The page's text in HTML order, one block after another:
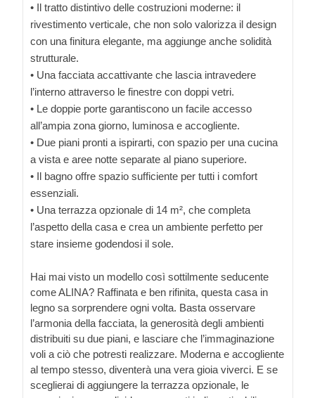
• Il tratto distintivo delle costruzioni moderne: il
rivestimento verticale, che non solo valorizza il design
con una finitura elegante, ma aggiunge anche solidità
strutturale.
• Una facciata accattivante che lascia intravedere
l’interno attraverso le finestre con doppi vetri.
• Le doppie porte garantiscono un facile accesso
all’ampia zona giorno, luminosa e accogliente.
• Due piani pronti a ispirarti, con spazio per una cucina
a vista e aree notte separate al piano superiore.
• Il bagno offre spazio sufficiente per tutti i comfort
essenziali.
• Una terrazza opzionale di 14 m², che completa
l’aspetto della casa e crea un ambiente perfetto per
stare insieme godendosi il sole.
Hai mai visto un modello così sottilmente seducente
come ALINA? Raffinata e ben rifinita, questa casa in
legno sa sorprendere ogni volta. Basta osservare
l’armonia della facciata, la generosità degli ambienti
distribuiti su due piani, e lasciare che l’immaginazione
voli a ciò che potresti realizzare. Moderna e accogliente
al tempo stesso, diventerà una vera gioia viverci. E se
sceglierai di aggiungere la terrazza opzionale, le